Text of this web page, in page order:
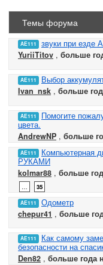
Темы форума
AE111
звуки при езде
YuriiTitov , больше
AE111
Выбор
Ivan_nsk , больше
AE111
Помогите
цвета.
AndrewNP , больше
AE111
Компьютерная
РУКАМИ
kolmar88 , больше
35
AE111
Одометр
chepur41 , больше
AE111
Как самому
безопасности на
Den82 , больше года